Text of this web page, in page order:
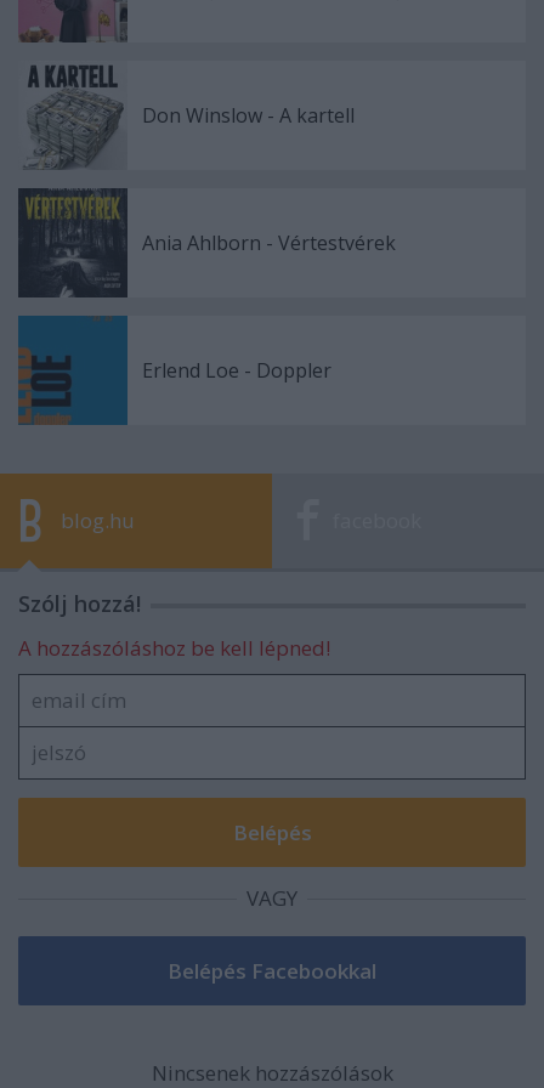
Don Winslow - A kartell
Ania Ahlborn - Vértestvérek
Erlend Loe - Doppler
blog.hu
Szólj hozzá!
A hozzászóláshoz be kell lépned!
VAGY
Nincsenek hozzászólások